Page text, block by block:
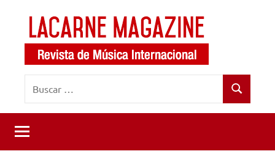
contenido
LaCarne
Magazine
de
música
internacional
Buscar